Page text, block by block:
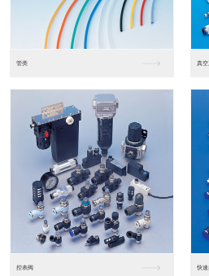
进口松下PLC2 进口
东莞松下PLC 松下